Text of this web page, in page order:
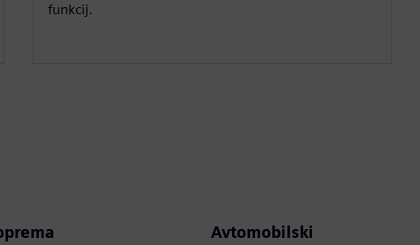
funkcij.
Avtomobilski